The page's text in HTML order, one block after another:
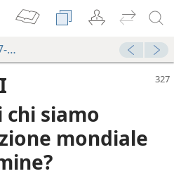
siamo
mondiale